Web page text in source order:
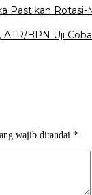
Pastikan
BPN Uji
wajib ditandai *